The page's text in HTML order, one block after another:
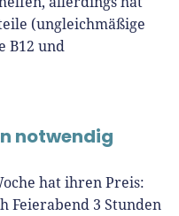
(ungleichmäßige
B12 und
notwendig
hat ihren Preis:
Feierabend 3 Stunden